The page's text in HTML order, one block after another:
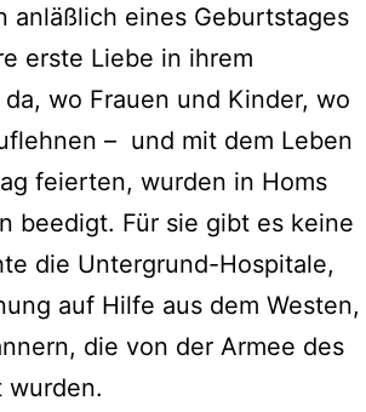
anläßlich eines Geburtstages
erste Liebe in ihrem
wo Frauen und Kinder, wo
– und mit dem Leben
feierten, wurden in Homs
beedigt. Für sie gibt es keine
die Untergrund-Hospitale,
auf Hilfe aus dem Westen,
die von der Armee des
wurden.